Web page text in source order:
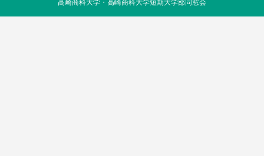
高崎商科大学・高崎商科大学短期大学部同窓会